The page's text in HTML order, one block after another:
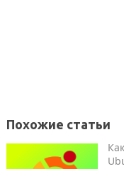
Похожие статьи